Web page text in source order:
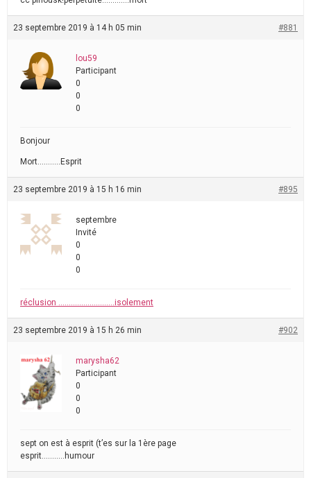
23 septembre 2019 à 14 h 05 min #881
lou59
Participant
0
0
0
Bonjour
Mort………..Esprit
23 septembre 2019 à 15 h 16 min #895
septembre
Invité
0
0
0
réclusion ………………………isolement
23 septembre 2019 à 15 h 26 min #902
marysha62
Participant
0
0
0
sept on est à esprit (t’es sur la 1ère page
esprit………..humour